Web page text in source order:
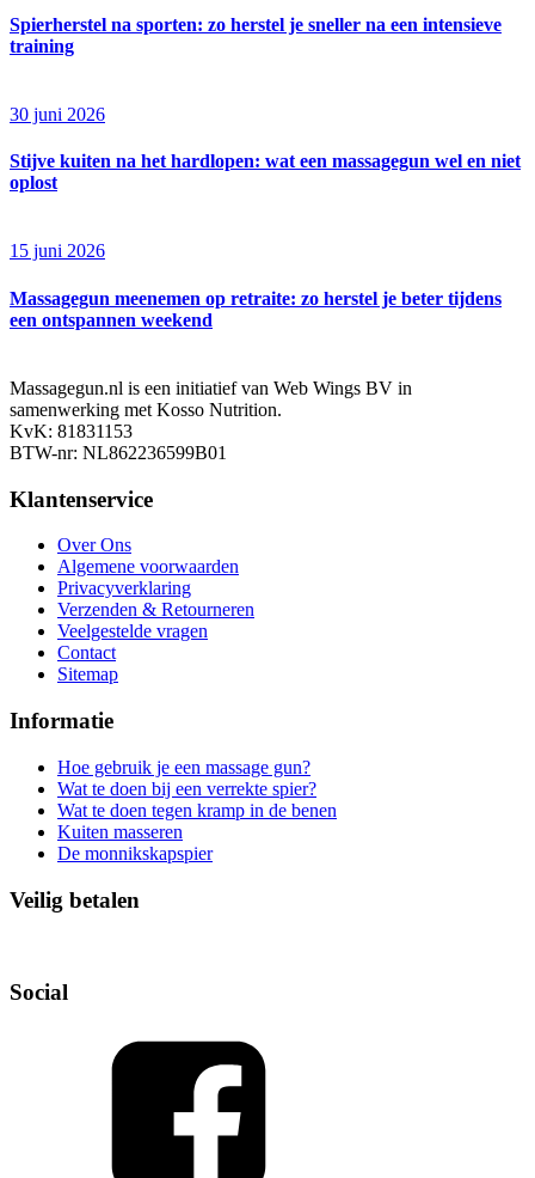
Spierherstel na sporten: zo herstel je sneller na een intensieve
training
30 juni 2026
Stijve kuiten na het hardlopen: wat een massagegun wel en niet
oplost
15 juni 2026
Massagegun meenemen op retraite: zo herstel je beter tijdens
een ontspannen weekend
Massagegun.nl is een initiatief van Web Wings BV in
samenwerking met Kosso Nutrition.
KvK: 81831153
BTW-nr: NL862236599B01
Klantenservice
Over Ons
Algemene voorwaarden
Privacyverklaring
Verzenden & Retourneren
Veelgestelde vragen
Contact
Sitemap
Informatie
Hoe gebruik je een massage gun?
Wat te doen bij een verrekte spier?
Wat te doen tegen kramp in de benen
Kuiten masseren
De monnikskapspier
Veilig betalen
Social